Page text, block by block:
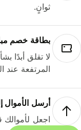
ثوانٍ.
بطاقة خصم
لا تقلق أبدًا
المرتفعة عند
أرسل الأموال
اجعل لأموالك